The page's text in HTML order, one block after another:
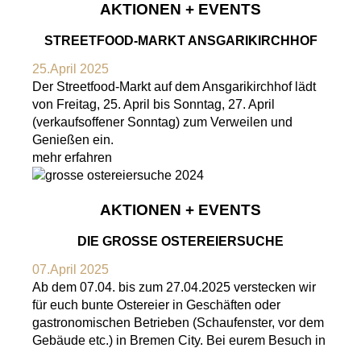
AKTIONEN + EVENTS
STREETFOOD-MARKT ANSGARIKIRCHHOF
25.April 2025
Der Streetfood-Markt auf dem Ansgarikirchhof lädt
von Freitag, 25. April bis Sonntag, 27. April
(verkaufsoffener Sonntag) zum Verweilen und
Genießen ein.
mehr erfahren
AKTIONEN + EVENTS
DIE GROSSE OSTEREIERSUCHE
07.April 2025
Ab dem 07.04. bis zum 27.04.2025 verstecken wir
für euch bunte Ostereier in Geschäften oder
gastronomischen Betrieben (Schaufenster, vor dem
Gebäude etc.) in Bremen City. Bei eurem Besuch in